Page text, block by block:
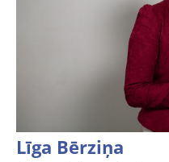
Līga Bērziņa